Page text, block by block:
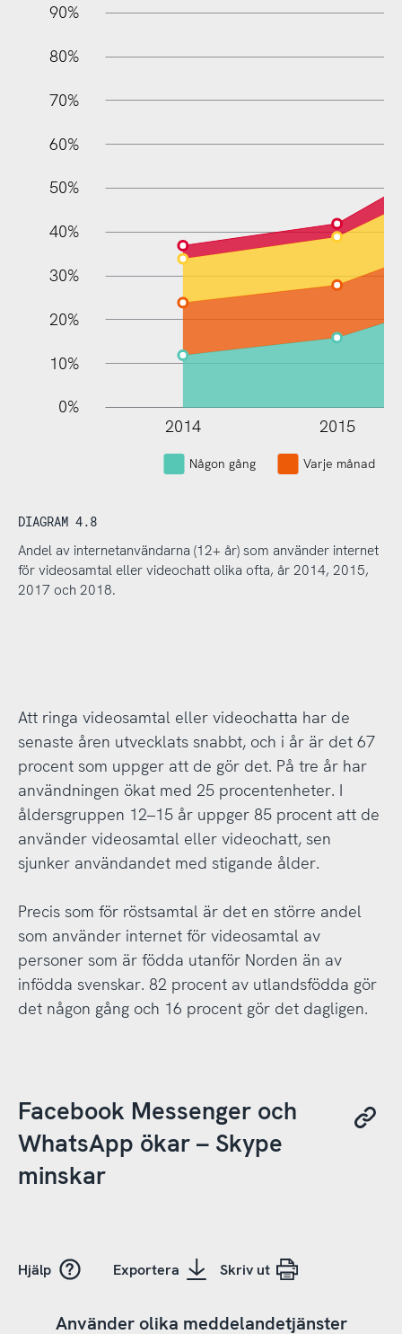
100%
90%
80%
70%
60%
50%
40%
30%
20%
10%
0%
2014 2015
Någon gång Varje månad
DIAGRAM 4.8
Andel av internetanvändarna (12+ år) som använder internet
för videosamtal eller videochatt olika ofta, år 2014, 2015,
2017 och 2018.
Att ringa videosamtal eller videochatta har de
senaste åren utvecklats snabbt, och i år är det 67
procent som uppger att de gör det. På tre år har
användningen ökat med 25 procentenheter. I
åldersgruppen 12–15 år uppger 85 procent att de
använder videosamtal eller videochatt, sen
sjunker användandet med stigande ålder.
Precis som för röstsamtal är det en större andel
som använder internet för videosamtal av
personer som är födda utanför Norden än av
infödda svenskar. 82 procent av utlandsfödda gör
det någon gång och 16 procent gör det dagligen.
Facebook Messenger och
WhatsApp ökar – Skype
minskar
Hjälp Exportera Skriv ut
Använder olika meddelandetjänster